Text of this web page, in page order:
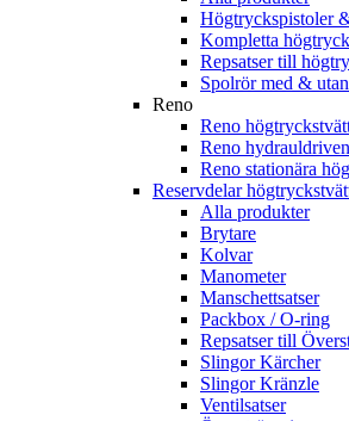
Högtryckspistoler
Kompletta
Repsatser till
Spolrör med &
Reno
Reno
Reno
Reno stationära
Reservdelar
Alla produkter
Brytare
Kolvar
Manometer
Manschettsatser
Packbox / O-ring
Repsatser till
Slingor Kärcher
Slingor Kränzle
Ventilsatser